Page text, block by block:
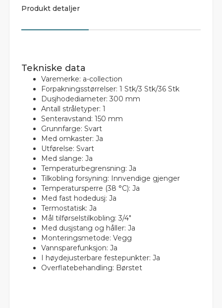
Produkt detaljer
Tekniske data
Varemerke: a-collection
Forpakningsstørrelser: 1 Stk/3 Stk/36 Stk
Dusjhodediameter: 300 mm
Antall stråletyper: 1
Senteravstand: 150 mm
Grunnfarge: Svart
Med omkaster: Ja
Utførelse: Svart
Med slange: Ja
Temperaturbegrensning: Ja
Tilkobling forsyning: Innvendige gjenger
Temperatursperre (38 °C): Ja
Med fast hodedusj: Ja
Termostatisk: Ja
Mål tilførselstilkobling: 3/4"
Med dusjstang og håller: Ja
Monteringsmetode: Vegg
Vannsparefunksjon: Ja
I høydejusterbare festepunkter: Ja
Overflatebehandling: Børstet